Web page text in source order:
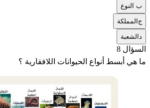
بالنوع
جالمملكة
الشعبة
السؤال 8
ما هي أبسط أنواع الحيوانات اللافقارية ؟